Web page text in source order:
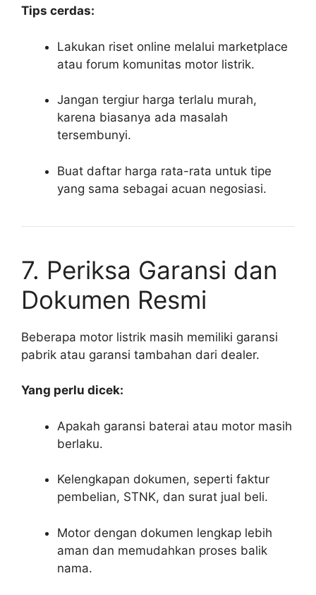
Tips cerdas:
Lakukan riset online melalui marketplace
atau forum komunitas motor listrik.
Jangan tergiur harga terlalu murah,
karena biasanya ada masalah
tersembunyi.
Buat daftar harga rata-rata untuk tipe
yang sama sebagai acuan negosiasi.
7. Periksa Garansi dan
Dokumen Resmi
Beberapa motor listrik masih memiliki garansi
pabrik atau garansi tambahan dari dealer.
Yang perlu dicek:
Apakah garansi baterai atau motor masih
berlaku.
Kelengkapan dokumen, seperti faktur
pembelian, STNK, dan surat jual beli.
Motor dengan dokumen lengkap lebih
aman dan memudahkan proses balik
nama.